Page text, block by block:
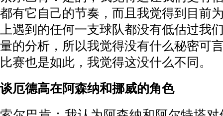
都有它自己的节奏，而且我觉得到目前
上遇到的任何一支球队都没有低估过我
量的分析，所以我觉得没有什么秘密可
比赛也是如此，我觉得这没什么不同。
谈厄德高在阿森纳和挪威的角色